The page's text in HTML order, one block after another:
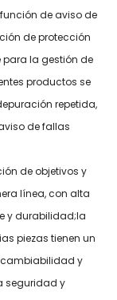
de aviso de
de protección
la gestión de
productos se
repetida,
de fallas
de objetivos y
línea, con alta
y durabilidad;la
piezas tienen un
y
seguridad y